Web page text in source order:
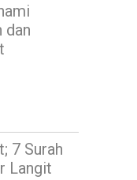
dan
7 Surah
Langit